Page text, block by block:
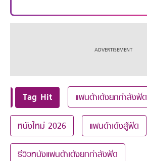
Tag Hit แพนด้าเด้งยกกำลังฟัด
หนังใหม่ 2026 แพนด้าเด้งสู้ฟัด
รีวิวหนังแพนด้าเด้งยกกำลังฟัด